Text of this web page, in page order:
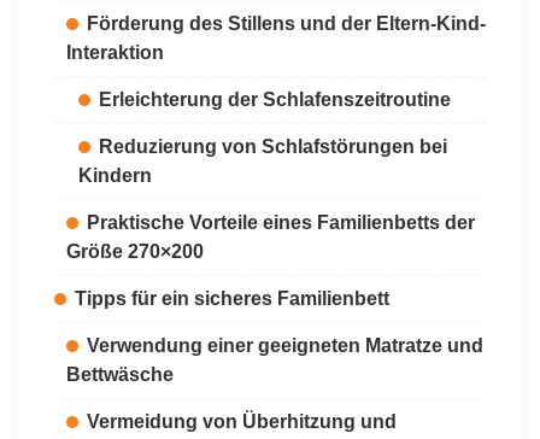
Förderung des Stillens und der Eltern-Kind-
Interaktion
Erleichterung der Schlafenszeitroutine
Reduzierung von Schlafstörungen bei
Kindern
Praktische Vorteile eines Familienbetts der
Größe 270×200
Tipps für ein sicheres Familienbett
Verwendung einer geeigneten Matratze und
Bettwäsche
Vermeidung von Überhitzung und